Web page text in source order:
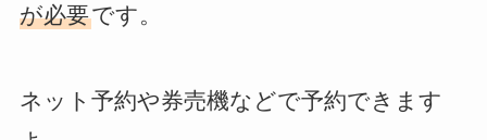
が必要です。
ネット予約や券売機などで予約できます